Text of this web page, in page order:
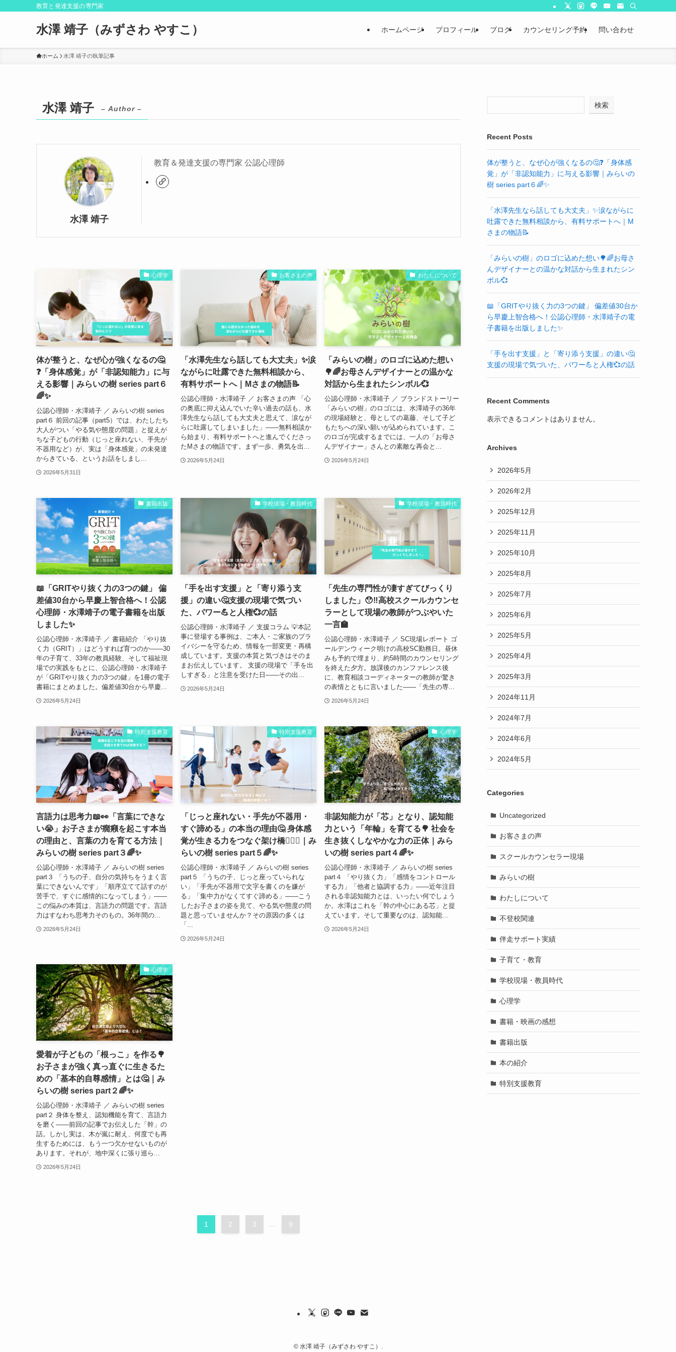
教育と発達支援の専門家
水澤 靖子（みずさわ やすこ） ホームページ プロフィール ブログ カウンセリング予約 問い合わせ
ホーム 水澤 靖子の執筆記事
水澤 靖子 – Author –
水澤 靖子
教育＆発達支援の専門家 公認心理師
心理学
体が整うと、なぜ心が強くなるの🤔
❓「身体感覚」が「非認知能力」に与
える影響｜みらいの樹 series part６
🌈✨
公認心理師・水澤靖子 ／ みらいの樹 series
part６ 前回の記事（part5）では、わたしたち
大人がつい「やる気や態度の問題」と捉えが
ちな子どもの行動（じっと座れない、手先が
不器用など）が、実は「身体感覚」の未発達
からきている、というお話をしまし...
2026年5月31日
お客さまの声
「水澤先生なら話しても大丈夫」✨涙
ながらに吐露できた無料相談から、
有料サポートへ｜Mさまの物語📝
公認心理師・水澤靖子 ／ お客さまの声 「心
の奥底に抑え込んでいた辛い過去の話も、水
澤先生なら話しても大丈夫と思えて、涙なが
らに吐露してしまいました」——無料相談か
ら始まり、有料サポートへと進んでくださっ
たMさまの物語です。まず一歩、勇気を出...
2026年5月24日
わたしについて
「みらいの樹」のロゴに込めた想い
🌳🌈お母さんデザイナーとの温かな
対話から生まれたシンボル💞
公認心理師・水澤靖子 ／ ブランドストーリー
「みらいの樹」のロゴには、水澤靖子の36年
の現場経験と、母としての葛藤、そして子ど
もたちへの深い願いが込められています。こ
のロゴが完成するまでには、一人の「お母さ
んデザイナー」さんとの素敵な再会と...
2026年5月24日
書籍出版
📖「GRITやり抜く力の3つの鍵」 偏
差値30台から早慶上智合格へ！公認
心理師・水澤靖子の電子書籍を出版
しました✨
公認心理師・水澤靖子 ／ 書籍紹介 「やり抜
く力（GRIT）」はどうすれば育つのか——30
年の子育て、33年の教員経験、そして福祉現
場での実践をもとに、公認心理師・水澤靖子
が「GRITやり抜く力の3つの鍵」を1冊の電子
書籍にまとめました。偏差値30台から早慶...
2026年5月24日
学校現場・教員時代
「手を出す支援」と「寄り添う支
援」の違い🤔支援の現場で気づい
た、パワー💪と人権💞の話
公認心理師・水澤靖子 ／ 支援コラム 💡本記
事に登場する事例は、ご本人・ご家族のプラ
イバシーを守るため、情報を一部変更・再構
成しています。支援の本質と気づきはそのま
まお伝えしています。 支援の現場で「手を出
しすぎる」と注意を受けた日——その出...
2026年5月24日
学校現場・教員時代
「先生の専門性が凄すぎてびっくり
しました」😯‼️高校スクールカウンセ
ラーとして現場の教師がつぶやいた
一言🏫
公認心理師・水澤靖子 ／ SC現場レポート ゴ
ールデンウィーク明けの高校SC勤務日。昼休
みも予約で埋まり、約5時間のカウンセリング
を終えた夕方。放課後のカンファレンス後
に、教育相談コーディネーターの教師が驚き
の表情とともに言いました——「先生の専...
2026年5月24日
特別支援教育
言語力は思考力📖👀「言葉にできな
い😭」お子さまが癇癪を起こす本当
の理由と、言葉の力を育てる方法｜
みらいの樹 series part３🌈✨
公認心理師・水澤靖子 ／ みらいの樹 series
part３ 「うちの子、自分の気持ちをうまく言
葉にできないんです」「順序立てて話すのが
苦手で、すぐに感情的になってしまう」——
この悩みの本質は、言語力の問題です。言語
力はすなわち思考力そのもの。36年間の...
2026年5月24日
特別支援教育
「じっと座れない・手先が不器用・
すぐ諦める」の本当の理由🤔 身体感
覚が生きる力をつなぐ架け橋🏃🏻‍♀️｜み
らいの樹 series part５🌈✨
公認心理師・水澤靖子 ／ みらいの樹 series
part５ 「うちの子、じっと座っていられな
い」「手先が不器用で文字を書くのを嫌が
る」「集中力がなくてすぐ諦める」——こう
したお子さまの姿を見て、やる気や態度の問
題と思っていませんか？その原因の多くは
「...
2026年5月24日
心理学
非認知能力が「芯」となり、認知能
力という「年輪」を育てる🌳 社会を
生き抜くしなやかな力の正体｜みら
いの樹 series part４🌈✨
公認心理師・水澤靖子 ／ みらいの樹 series
part４ 「やり抜く力」「感情をコントロール
する力」「他者と協調する力」——近年注目
される非認知能力とは、いったい何でしょう
か。水澤はこれを「幹の中心にある芯」と捉
えています。そして重要なのは、認知能...
2026年5月24日
心理学
愛着が子どもの「根っこ」を作る🌳
お子さまが強く真っ直ぐに生きるた
めの「基本的自尊感情」とは🤔｜み
らいの樹 series part２🌈✨
公認心理師・水澤靖子 ／ みらいの樹 series
part２ 身体を整え、認知機能を育て、言語力
を磨く——前回の記事でお伝えした「幹」の
話。しかし実は、木が嵐に耐え、何度でも再
生するためには、もう一つ欠かせないものが
あります。それが、地中深くに張り巡ら...
2026年5月24日
1 2 3 9
検索
Recent Posts
体が整うと、なぜ心が強くなるの🤔❓「身体感
覚」が「非認知能力」に与える影響｜みらいの
樹 series part６🌈✨
「水澤先生なら話しても大丈夫」✨涙ながらに
吐露できた無料相談から、有料サポートへ｜M
さまの物語📝
「みらいの樹」のロゴに込めた想い🌳🌈お母さ
んデザイナーとの温かな対話から生まれたシン
ボル💞
📖「GRITやり抜く力の3つの鍵」 偏差値30台か
ら早慶上智合格へ！公認心理師・水澤靖子の電
子書籍を出版しました✨
「手を出す支援」と「寄り添う支援」の違い🤔
支援の現場で気づいた、パワー💪と人権💞の話
Recent Comments
表示できるコメントはありません。
Archives
2026年5月
2026年2月
2025年12月
2025年11月
2025年10月
2025年8月
2025年7月
2025年6月
2025年5月
2025年4月
2025年3月
2024年11月
2024年7月
2024年6月
2024年5月
Categories
Uncategorized
お客さまの声
スクールカウンセラー現場
みらいの樹
わたしについて
不登校関連
伴走サポート実績
子育て・教育
学校現場・教員時代
心理学
書籍・映画の感想
書籍出版
本の紹介
特別支援教育
©水澤 靖子（みずさわ やすこ）.